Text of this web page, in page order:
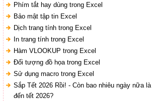
Phím tắt hay dùng trong Excel
Bảo mật tập tin Excel
Dịch trang tính trong Excel
In trang tính trong Excel
Hàm VLOOKUP trong Excel
Đối tượng đồ họa trong Excel
Sử dụng macro trong Excel
Sắp Tết 2026 Rồi! - Còn bao nhiêu ngày nữa là
đến tết 2026?